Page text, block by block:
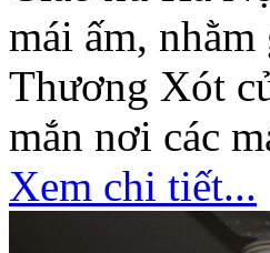
mái ấm,
Thương Xót
mắn nơi các
Xem chi tiết...